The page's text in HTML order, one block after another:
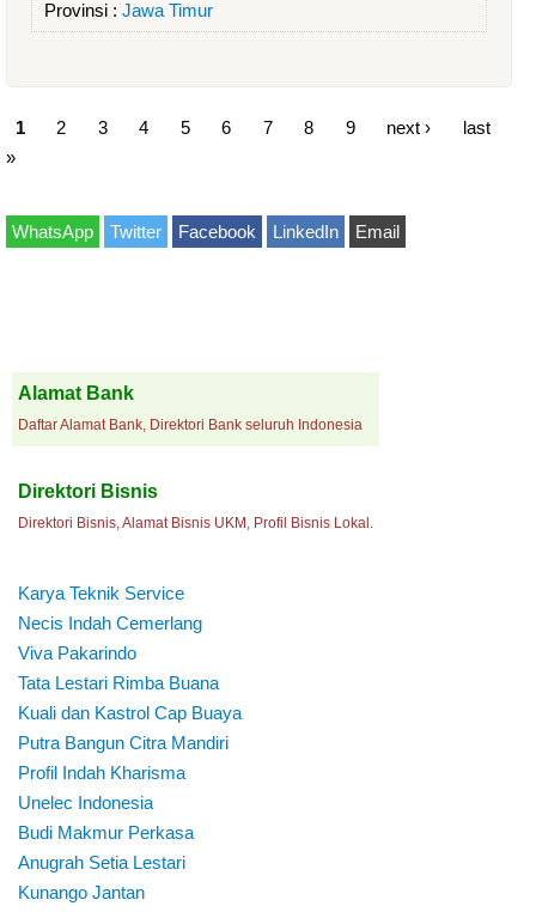
Provinsi : Jawa Timur
1 2 3 4 5 6 7 8 9 next ›
last
»
WhatsApp Twitter Facebook LinkedIn Email
Alamat Bank
Daftar Alamat Bank, Direktori Bank seluruh Indonesia
Direktori Bisnis
Direktori Bisnis, Alamat Bisnis UKM, Profil Bisnis Lokal.
Karya Teknik Service
Necis Indah Cemerlang
Viva Pakarindo
Tata Lestari Rimba Buana
Kuali dan Kastrol Cap Buaya
Putra Bangun Citra Mandiri
Profil Indah Kharisma
Unelec Indonesia
Budi Makmur Perkasa
Anugrah Setia Lestari
Kunango Jantan